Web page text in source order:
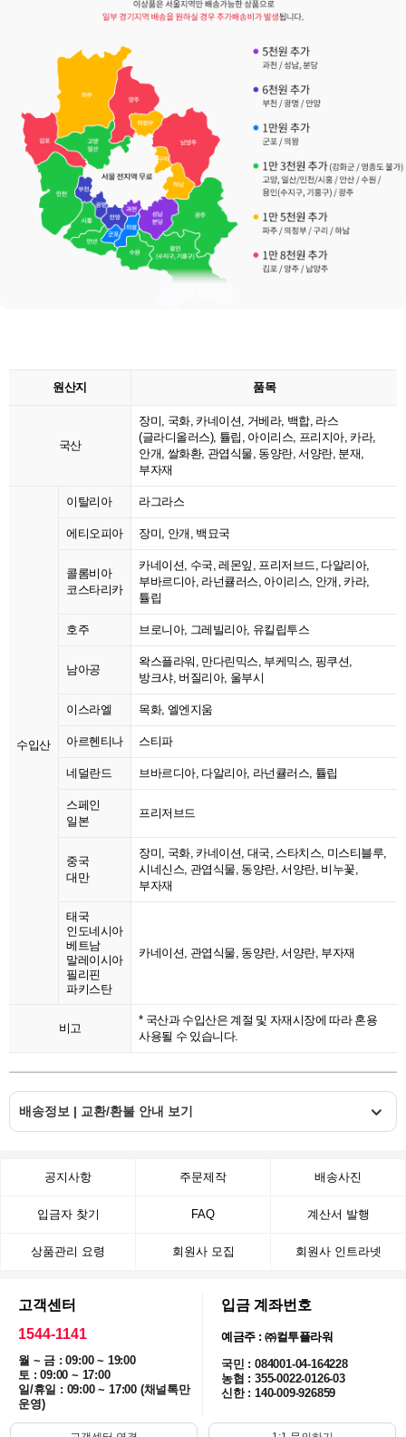
원산지 품목
국산
장미, 국화, 카네이션, 거베라, 백합, 라스
(글라디올러스), 튤립, 아이리스, 프리지아, 카라,
안개, 쌀화환, 관엽식물, 동양란, 서양란, 분재,
부자재
수입산
이탈리아 라그라스
에티오피아 장미, 안개, 백묘국
콜롬비아
코스타리카
카네이션, 수국, 레몬잎, 프리저브드, 다알리아,
부바르디아, 라넌큘러스, 아이리스, 안개, 카라,
튤립
호주 브로니아, 그레빌리아, 유킬립투스
남아공
왁스플라워, 만다린믹스, 부케믹스, 핑쿠션,
방크샤, 버질리아, 울부시
이스라엘 목화, 엘엔지움
아르헨티나 스티파
네덜란드 브바르디아, 다알리아, 라넌큘러스, 튤립
스페인
일본
프리저브드
중국
대만
장미, 국화, 카네이션, 대국, 스타치스, 미스티블루,
시네신스, 관엽식물, 동양란, 서양란, 비누꽃,
부자재
태국
인도네시아
베트남
말레이시아
필리핀
파키스탄
카네이션, 관엽식물, 동양란, 서양란, 부자재
비고
* 국산과 수입산은 계절 및 자재시장에 따라 혼용
사용될 수 있습니다.
배송정보 | 교환/환불 안내 보기
공지사항 주문제작 배송사진
입금자 찾기 FAQ 계산서 발행
상품관리 요령 회원사 모집 회원사 인트라넷
고객센터
1544-1141
월 ~ 금 : 09:00 ~ 19:00
토 : 09:00 ~ 17:00
일/휴일 : 09:00 ~ 17:00 (채널톡만
운영)
입금 계좌번호
예금주 : ㈜컬투플라워
국민 : 084001-04-164228
농협 : 355-0022-0126-03
신한 : 140-009-926859